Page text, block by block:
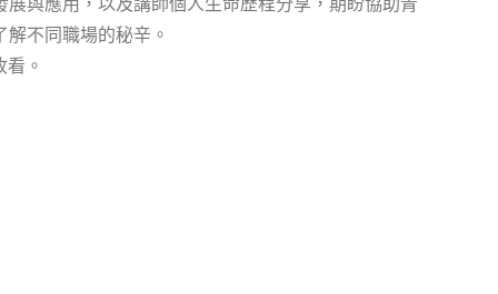
不同職場的秘辛。
。